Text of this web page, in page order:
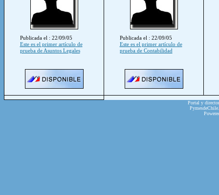
Publicada el : 22/09/05
Este es el primer artículo de
prueba de Asuntos Legales
Publicada el : 22/09/05
Este es el primer artículo de
prueba de Contabilidad
Portal y